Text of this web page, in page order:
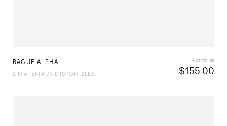
BAGUE ALPHA
$155.00
À partir de
2 MATÉRIAUX DISPONIBLES